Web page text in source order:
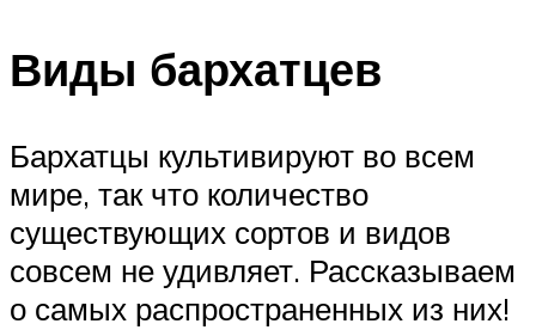
Виды бархатцев
Бархатцы культивируют во всем
мире, так что количество
существующих сортов и видов
совсем не удивляет. Рассказываем
о самых распространенных из них!